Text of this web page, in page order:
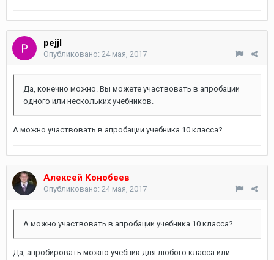
pejjl
Опубликовано: 24 мая, 2017
Да, конечно можно. Вы можете участвовать в апробации
одного или нескольких учебников.
А можно участвовать в апробации учебника 10 класса?
Алексей Конобеев
Опубликовано: 24 мая, 2017
А можно участвовать в апробации учебника 10 класса?
Да, апробировать можно учебник для любого класса или